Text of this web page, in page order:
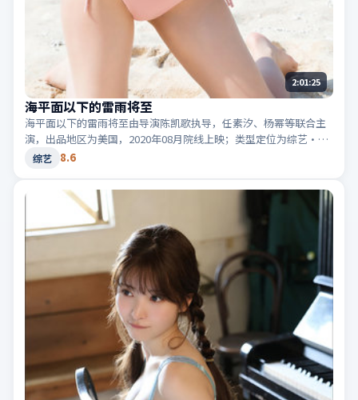
2:01:25
海平面以下的雷雨将至
海平面以下的雷雨将至由导演陈凯歌执导，任素汐、杨幂等联合主
演，出品地区为美国，2020年08月院线上映；类型定位为综艺·喜
剧，轻快节奏与生活化笑点。适合检索「美国喜剧」「2020高分综
综艺 8.6